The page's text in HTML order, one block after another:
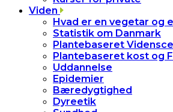
Viden
Hvad er en vegetar og
Statistik om Danmark
Plantebaseret
Plantebaseret kost og
Uddannelse
Epidemier
Bæredygtighed
Dyreetik